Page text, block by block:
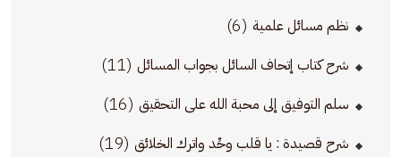
نظم مسائل علمية (6)
شرح كتاب إتحاف السائل بجواب المسائل (11)
سلم التوفيق إلى محبة الله على التحقيق (16)
شرح قصيدة : يا قلب وحِّد واترك الخلائق (19)